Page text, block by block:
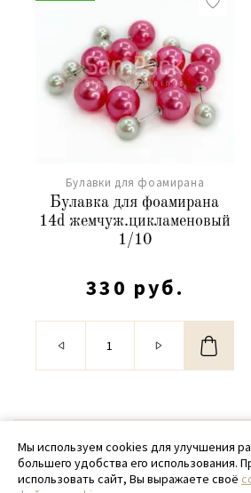
Булавки для фоамирана
Булавка для фоамирана
14d жемчуж.цикламеновый
1/10
330 руб.
© 2020 - 2026
+ 7 (918) 699-
Мы используем cookies для улучшения
большего удобства его использования.
использовать сайт, Вы выражаете своё